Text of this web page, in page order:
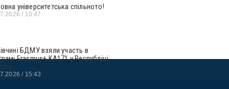
університетська спільното!
10:47
БДМУ взяли участь в
Erasmus+ KA171 у Республіці
15:43